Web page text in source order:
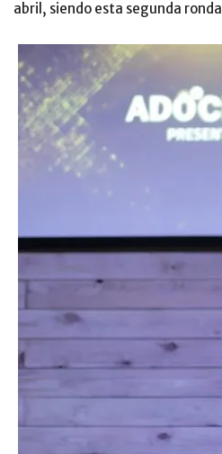
abril, siendo esta segunda